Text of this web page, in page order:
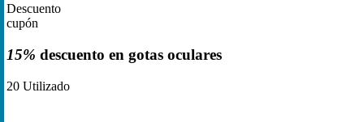
Descuento
cupón
15% descuento en gotas oculares
20 Utilizado